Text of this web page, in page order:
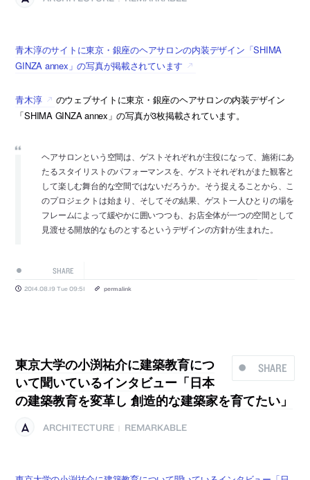
青木淳のサイトに東京・銀座のヘアサロンの内装デザイン「SHIMA
GINZA annex」の写真が掲載されています
青木淳
のウェブサイトに東京・銀座のヘアサロンの内装デザイン
「SHIMA GINZA annex」の写真が3枚掲載されています。
ヘアサロンという空間は、ゲストそれぞれが主役になって、施術にあ
たるスタイリストのパフォーマンスを、ゲストそれぞれがまた観客と
して楽しむ舞台的な空間ではないだろうか。そう捉えることから、こ
のプロジェクトは始まり、そしてその結果、ゲスト一人ひとりの場を
フレームによって緩やかに囲いつつも、お店全体が一つの空間として
見渡せる開放的なものとするというデザインの方針が生まれた。
SHARE
2014.08.19 Tue 09:51 permalink
SHARE
東京大学の小渕祐介に建築教育につ
いて聞いているインタビュー「日本
の建築教育を変革し 創造的な建築家を育てたい」
ARCHITECTURE REMARKABLE